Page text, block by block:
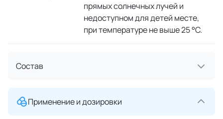
прямых солнечных лучей и
недоступном для детей месте,
при температуре не выше 25 °C.
Состав
Применение и дозировки